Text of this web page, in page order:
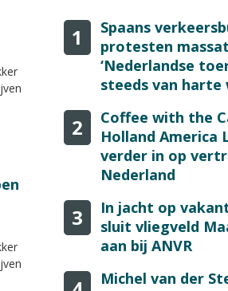
1
Spaans
protesten
‘Nederlandse
steeds van harte
2
Coffee with the
Holland America
verder in op
Nederland
3
In jacht op
sluit vliegveld
aan bij ANVR
Michel van der